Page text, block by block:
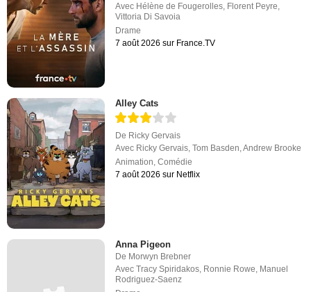
Avec Hélène de Fougerolles, Florent Peyre,
Vittoria Di Savoia
Drame
7 août 2026 sur France.TV
Alley Cats
De Ricky Gervais
Avec Ricky Gervais ,Tom Basden ,Andrew Brooke
Animation ,Comédie
7 août 2026 sur Netflix
Anna Pigeon
De Morwyn Brebner
AvecTracy Spiridakos, Ronnie Rowe, Manuel
Rodriguez-Saenz